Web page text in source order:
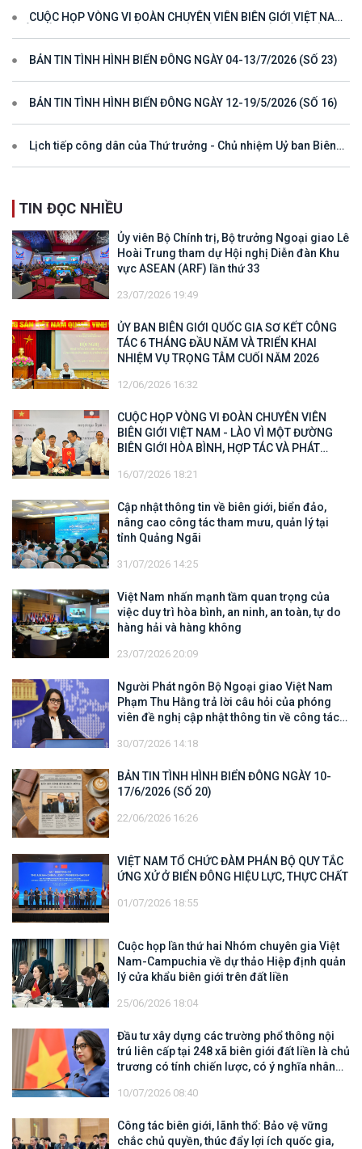
CUỘC HỌP VÒNG VI ĐOÀN CHUYÊN VIÊN BIÊN GIỚI VIỆT NAM
TRIỂN
BẢN TIN TÌNH HÌNH BIỂN ĐÔNG NGÀY 04-13/7/2026 (SỐ 23)
BẢN TIN TÌNH HÌNH BIỂN ĐÔNG NGÀY 12-19/5/2026 (SỐ 16)
Lịch tiếp công dân của Thứ trưởng - Chủ nhiệm Uỷ ban Biên
TIN ĐỌC NHIỀU
Ủy viên Bộ Chính trị, Bộ trưởng Ngoại giao Lê
Hoài Trung tham dự Hội nghị Diễn đàn Khu
vực ASEAN (ARF) lần thứ 33
23/07/2026 19:49
ỦY BAN BIÊN GIỚI QUỐC GIA SƠ KẾT CÔNG
TÁC 6 THÁNG ĐẦU NĂM VÀ TRIỂN KHAI
NHIỆM VỤ TRỌNG TÂM CUỐI NĂM 2026
12/06/2026 16:32
CUỘC HỌP VÒNG VI ĐOÀN CHUYÊN VIÊN
BIÊN GIỚI VIỆT NAM - LÀO VÌ MỘT ĐƯỜNG
BIÊN GIỚI HÒA BÌNH, HỢP TÁC VÀ PHÁT
16/07/2026 18:21
Cập nhật thông tin về biên giới, biển đảo,
nâng cao công tác tham mưu, quản lý tại
tỉnh Quảng Ngãi
31/07/2026 14:25
Việt Nam nhấn mạnh tầm quan trọng của
việc duy trì hòa bình, an ninh, an toàn, tự do
hàng hải và hàng không
23/07/2026 20:09
Người Phát ngôn Bộ Ngoại giao Việt Nam
Phạm Thu Hằng trả lời câu hỏi của phóng
viên đề nghị cập nhật thông tin về công tác
trên tàu Khôi Nguyên 18
30/07/2026 14:18
BẢN TIN TÌNH HÌNH BIỂN ĐÔNG NGÀY 10-
17/6/2026 (SỐ 20)
22/06/2026 16:26
VIỆT NAM TỔ CHỨC ĐÀM PHÁN BỘ QUY TẮC
ỨNG XỬ Ở BIỂN ĐÔNG HIỆU LỰC, THỰC CHẤT
01/07/2026 18:55
Cuộc họp lần thứ hai Nhóm chuyên gia Việt
Nam-Campuchia về dự thảo Hiệp định quản
lý cửa khẩu biên giới trên đất liền
25/06/2026 18:04
Đầu tư xây dựng các trường phổ thông nội
trú liên cấp tại 248 xã biên giới đất liền là chủ
trương có tính chiến lược, có ý nghĩa nhân
10/07/2026 08:40
Công tác biên giới, lãnh thổ: Bảo vệ vững
chắc chủ quyền, thúc đẩy lợi ích quốc gia,